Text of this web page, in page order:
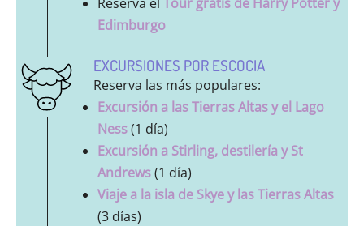
Edimburgo
EXCURSIONES POR ESCOCIA
Reserva las más populares:
Excursión a las Tierras Altas y el Lago
Ness(1 día)
Excursión a Stirling, destilería y St
Andrews(1 día)
Viaje a la isla de Skye y las Tierras Altas
(3 días)